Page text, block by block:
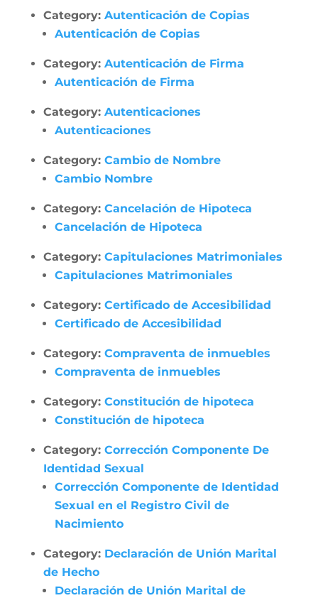
Category: Autenticación de Copias
Autenticación de Copias
Category: Autenticación de Firma
Autenticación de Firma
Category: Autenticaciones
Autenticaciones
Category: Cambio de Nombre
Cambio Nombre
Category: Cancelación de Hipoteca
Cancelación de Hipoteca
Category: Capitulaciones Matrimoniales
Capitulaciones Matrimoniales
Category: Certificado de Accesibilidad
Certificado de Accesibilidad
Category: Compraventa de inmuebles
Compraventa de inmuebles
Category: Constitución de hipoteca
Constitución de hipoteca
Category: Corrección Componente De
Identidad Sexual
Corrección Componente de Identidad
Sexual en el Registro Civil de
Nacimiento
Category: Declaración de Unión Marital
de Hecho
Declaración de Unión Marital de